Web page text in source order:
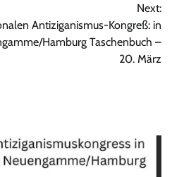
Next:
Antiziganismus-Kongreß: in
Hamburg Taschenbuch –
20. März